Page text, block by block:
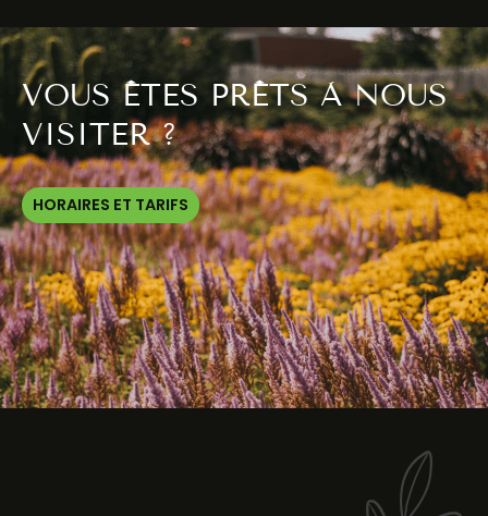
VOUS ÊTES PRÊTS À NOUS
VISITER ?
HORAIRES ET TARIFS